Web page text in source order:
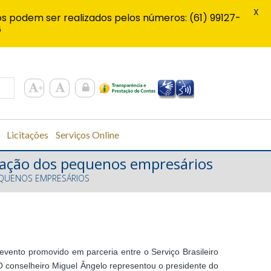
Licitações Serviços Online
dos pequenos empresários
EMPRESÁRIOS
promovido em parceria entre o Serviço Brasileiro
Miguel Ângelo representou o presidente do
ser realizados pelos números: (61) 99127-
X